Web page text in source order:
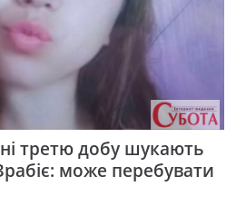
третю добу шукають
може перебувати